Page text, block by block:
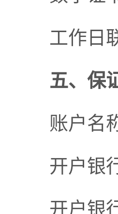
工作日
五、保
账户名
开户银
开户银